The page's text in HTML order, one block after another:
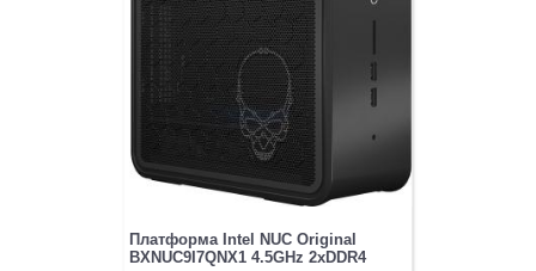
Платформа Intel NUC Original
BXNUC9I7QNX1 4.5GHz 2xDDR4